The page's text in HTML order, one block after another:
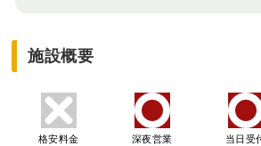
施設概要
格安料金 深夜営業 当日受